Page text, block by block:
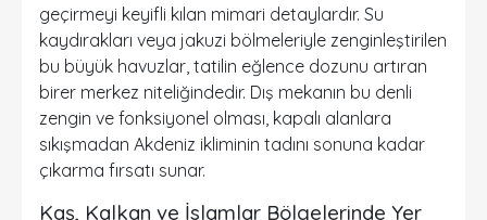
geçirmeyi keyifli kılan mimari detaylardır. Su
kaydırakları veya jakuzi bölmeleriyle zenginleştirilen
bu büyük havuzlar, tatilin eğlence dozunu artıran
birer merkez niteliğindedir. Dış mekanın bu denli
zengin ve fonksiyonel olması, kapalı alanlara
sıkışmadan Akdeniz ikliminin tadını sonuna kadar
çıkarma fırsatı sunar.
Kaş, Kalkan ve İslamlar Bölgelerinde Yer